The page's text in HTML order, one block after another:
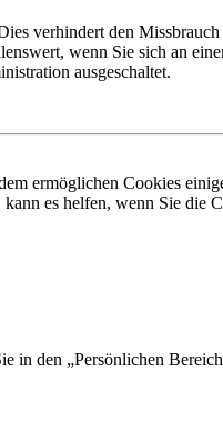
verhindert den
wenn Sie sich an
ausgeschaltet.
ermöglichen Cookies
es helfen, wenn Sie die
in den „Persönlichen